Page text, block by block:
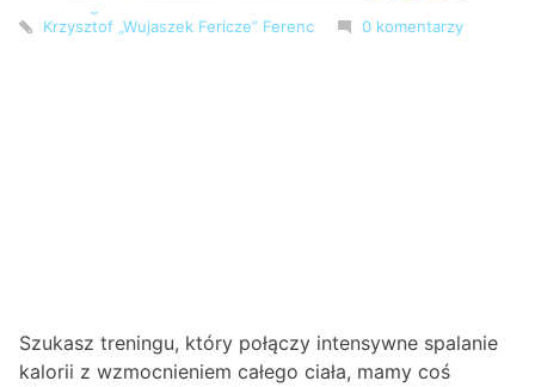
Krzysztof „Wujaszek Fericze” Ferenc
0 komentarzy
Szukasz treningu, który połączy intensywne spalanie
kalorii z wzmocnieniem całego ciała, mamy coś